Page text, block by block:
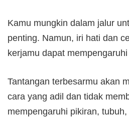
Kamu mungkin dalam jalur
penting. Namun, iri hati dan
kerjamu dapat
Tantangan terbesarmu akan
cara yang adil dan tidak
mempengaruhi pikiran,